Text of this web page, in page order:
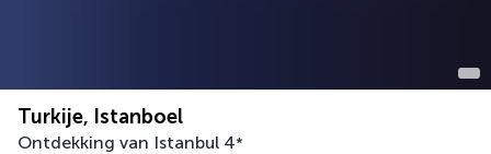
Turkije, Istanboel
Ontdekking van Istanbul 4*